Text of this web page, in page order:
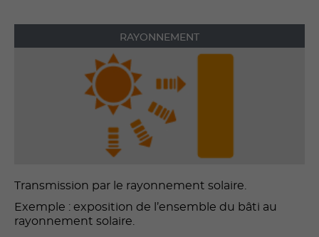
RAYONNEMENT
Transmission par le rayonnement solaire.
Exemple : exposition de l’ensemble du bâti au
rayonnement solaire.